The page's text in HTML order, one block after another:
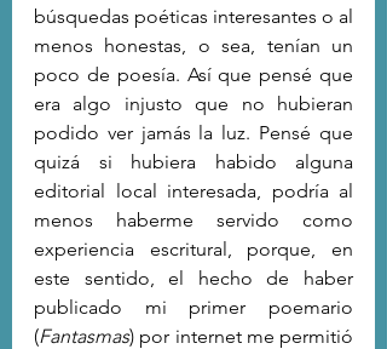
búsquedas poéticas interesantes o al
menos honestas, o sea, tenían un
poco de poesía. Así que pensé que
era algo injusto que no hubieran
podido ver jamás la luz. Pensé que
quizá si hubiera habido alguna
editorial local interesada, podría al
menos haberme servido como
experiencia escritural, porque, en
este sentido, el hecho de haber
publicado mi primer poemario
(Fantasmas) por internet me permitió